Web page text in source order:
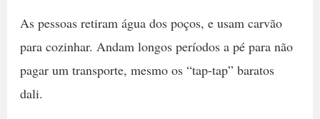
As pessoas retiram água dos poços, e usam carvão
para cozinhar. Andam longos períodos a pé para não
pagar um transporte, mesmo os “tap-tap” baratos
dali.